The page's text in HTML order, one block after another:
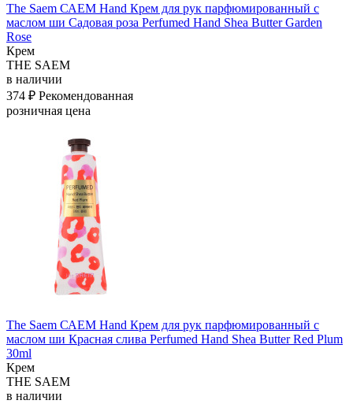
The Saem САЕМ Hand Крем для рук парфюмированный с
маслом ши Садовая роза Perfumed Hand Shea Butter Garden
Rose
Крем
THE SAEM
в наличии
374 ₽ Рекомендованная
розничная цена
The Saem САЕМ Hand Крем для рук парфюмированный с
маслом ши Красная слива Perfumed Hand Shea Butter Red Plum
30ml
Крем
THE SAEM
в наличии